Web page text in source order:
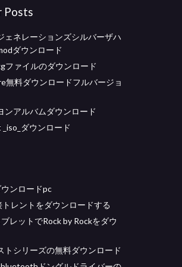
Posts
ェネレーションズシルバーザハ
ダウンロード
ファイルのダウンロード
無料ダウンロードフルバージョ
ンアルバムダウンロード
ダウンロード
ンロードpc
レントをダウンロードする
レットでRock by Rockをダウ
トシリーズの無料ダウンロード